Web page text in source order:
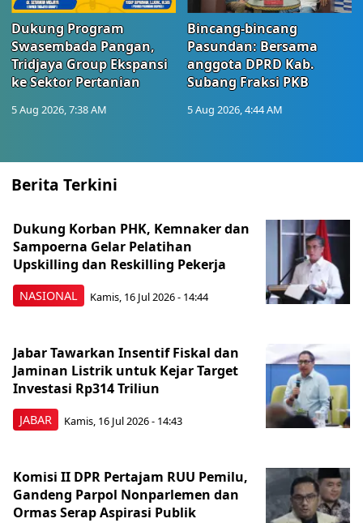
Dukung Program
Swasembada Pangan,
Tridjaya Group Ekspansi
ke Sektor Pertanian
5 Aug 2026, 7:38 AM
Bincang-bincang
Pasundan: Bersama
anggota DPRD Kab.
Subang Fraksi PKB
5 Aug 2026, 4:44 AM
Berita Terkini
NASIONAL
Dukung Korban PHK, Kemnaker dan
Sampoerna Gelar Pelatihan
Upskilling dan Reskilling Pekerja
Kamis, 16 Jul 2026 - 14:44
JABAR
Jabar Tawarkan Insentif Fiskal dan
Jaminan Listrik untuk Kejar Target
Investasi Rp314 Triliun
Kamis, 16 Jul 2026 - 14:43
Komisi II DPR Pertajam RUU Pemilu,
Gandeng Parpol Nonparlemen dan
Ormas Serap Aspirasi Publik